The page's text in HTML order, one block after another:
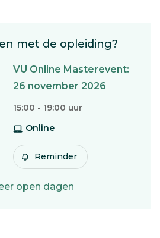
met de opleiding?
VU Online Masterevent:
26 november 2026
15:00 - 19:00 uur
Online
Reminder
open dagen